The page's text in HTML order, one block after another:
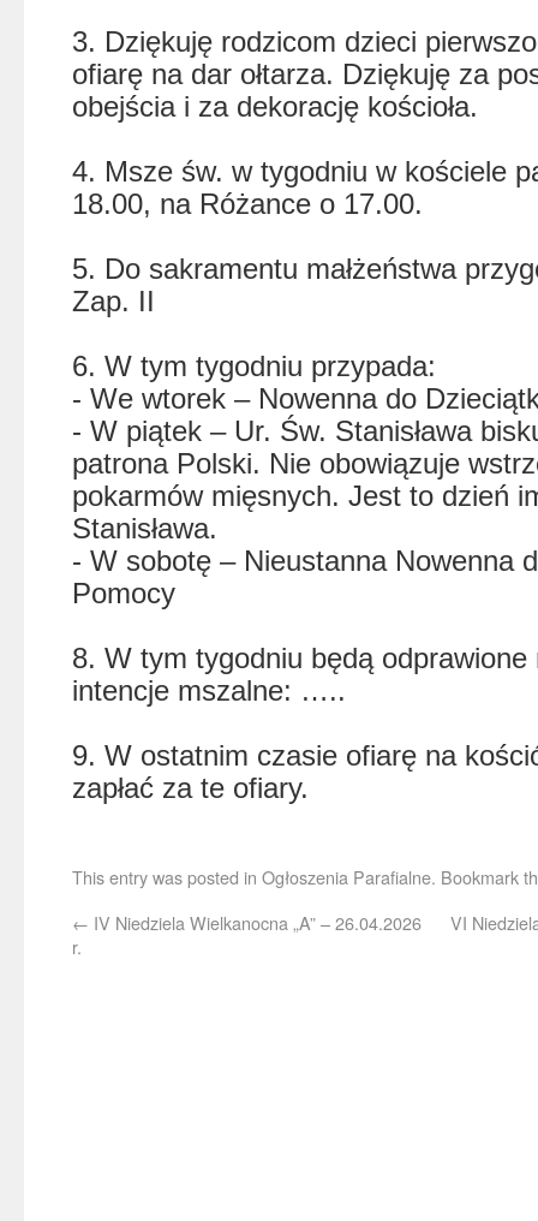
3. Dziękuję rodzicom dzieci
ofiarę na dar ołtarza. Dziękuję za
obejścia i za dekorację kościoła.
4. Msze św. w tygodniu w kościele
18.00, na Różance o 17.00.
5. Do sakramentu małżeństwa
Zap. II
6. W tym tygodniu przypada:
- We wtorek – Nowenna do
- W piątek – Ur. Św. Stanisława
patrona Polski. Nie obowiązuje
pokarmów mięsnych. Jest to dzień
Stanisława.
- W sobotę – Nieustanna Nowenna
Pomocy
8. W tym tygodniu będą odprawione
intencje mszalne: …..
9. W ostatnim czasie ofiarę na
zapłać za te ofiary.
This entry was posted in Ogłoszenia Parafialne. Bookmark
← IV Niedziela Wielkanocna „A” – 26.04.2026
r.
VI